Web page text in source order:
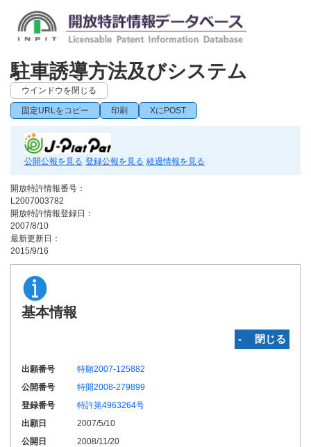
駐車誘導方法及びシステム
ウインドウを閉じる
固定URLをコピー 印刷 XにPOST
公開公報を見る 登録公報を見る 経過情報を見る
開放特許情報番号：
L2007003782
開放特許情報登録日：
2007/8/10
最新更新日：
2015/9/16
基本情報
‐ 閉じる
出願番号
特願2007-125882
公開番号
特開2008-279899
登録番号
特許第4963264号
出願日
2007/5/10
公開日
2008/11/20